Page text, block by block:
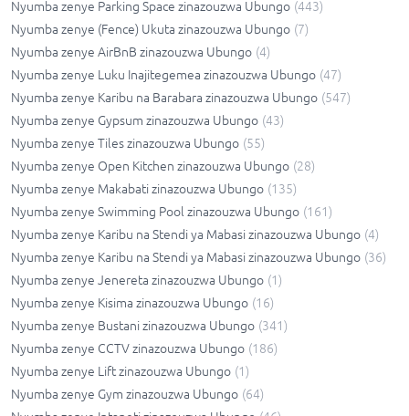
Nyumba zenye Parking Space zinazouzwa Ubungo (443)
Nyumba zenye (Fence) Ukuta zinazouzwa Ubungo (7)
Nyumba zenye AirBnB zinazouzwa Ubungo (4)
Nyumba zenye Luku Inajitegemea zinazouzwa Ubungo (47)
Nyumba zenye Karibu na Barabara zinazouzwa Ubungo (547)
Nyumba zenye Gypsum zinazouzwa Ubungo (43)
Nyumba zenye Tiles zinazouzwa Ubungo (55)
Nyumba zenye Open Kitchen zinazouzwa Ubungo (28)
Nyumba zenye Makabati zinazouzwa Ubungo (135)
Nyumba zenye Swimming Pool zinazouzwa Ubungo (161)
Nyumba zenye Karibu na Stendi ya Mabasi zinazouzwa Ubungo (4)
Nyumba zenye Karibu na Stendi ya Mabasi zinazouzwa Ubungo (36)
Nyumba zenye Jenereta zinazouzwa Ubungo (1)
Nyumba zenye Kisima zinazouzwa Ubungo (16)
Nyumba zenye Bustani zinazouzwa Ubungo (341)
Nyumba zenye CCTV zinazouzwa Ubungo (186)
Nyumba zenye Lift zinazouzwa Ubungo (1)
Nyumba zenye Gym zinazouzwa Ubungo (64)